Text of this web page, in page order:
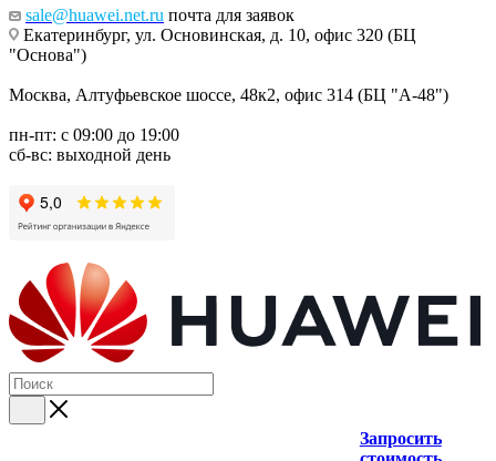
sale@huawei.net.ru почта для заявок
Екатеринбург, ул. Основинская, д. 10, офис 320 (БЦ
"Основа")
Москва, Алтуфьевское шоссе, 48к2, офис 314 (БЦ "А-48")
пн-пт: с 09:00 до 19:00
сб-вс: выходной день
Запросить